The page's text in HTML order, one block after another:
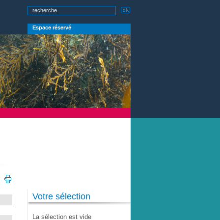
Espace réservé
Votre sélection
La sélection est vide